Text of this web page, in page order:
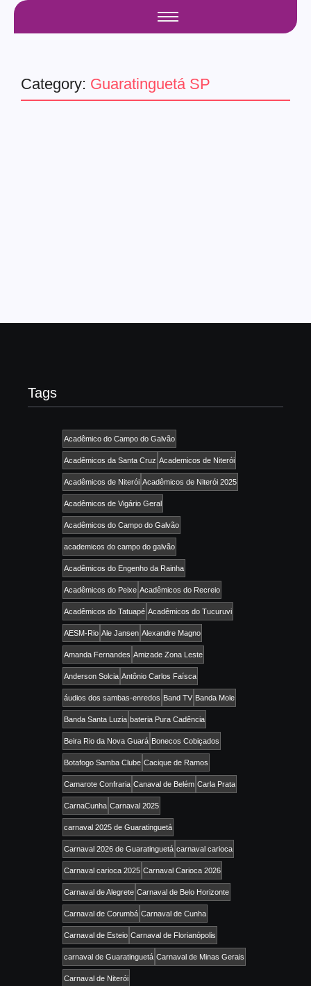
Category: Guaratinguetá SP
Tags
Acadêmico do Campo do Galvão
Acadêmicos da Santa Cruz Academicos de Niterói
Acadêmicos de Niterói Acadêmicos de Niterói 2025
Acadêmicos de Vigário Geral
Acadêmicos do Campo do Galvão
academicos do campo do galvão
Acadêmicos do Engenho da Rainha
Acadêmicos do Peixe Acadêmicos do Recreio
Acadêmicos do Tatuapé Acadêmicos do Tucuruvi
AESM-Rio Ale Jansen Alexandre Magno
Amanda Fernandes Amizade Zona Leste
Anderson Solcia Antônio Carlos Faísca
áudios dos sambas-enredos Band TV Banda Mole
Banda Santa Luzia bateria Pura Cadência
Beira Rio da Nova Guará Bonecos Cobiçados
Botafogo Samba Clube Cacique de Ramos
Camarote Confraria Canaval de Belém Carla Prata
CarnaCunha Carnaval 2025
carnaval 2025 de Guaratinguetá
Carnaval 2026 de Guaratinguetá carnaval carioca
Carnaval carioca 2025 Carnaval Carioca 2026
Carnaval de Alegrete Carnaval de Belo Horizonte
Carnaval de Corumbá Carnaval de Cunha
Carnaval de Esteio Carnaval de Florianópolis
carnaval de Guaratinguetá Carnaval de Minas Gerais
Carnaval de Niterói